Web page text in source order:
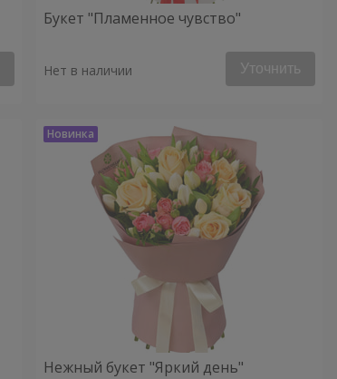
Букет "Пламенное чувство"
Нет в наличии Уточнить
Нежный букет "Яркий день"